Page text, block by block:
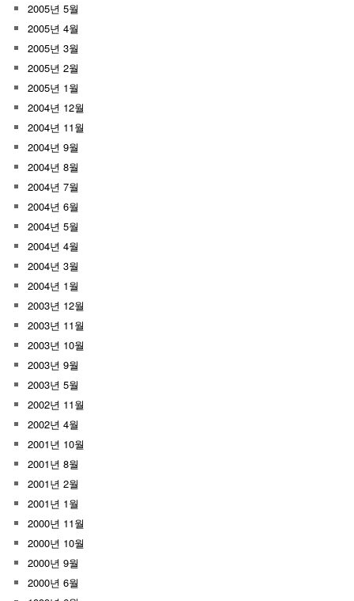
2005년 5월
2005년 4월
2005년 3월
2005년 2월
2005년 1월
2004년 12월
2004년 11월
2004년 9월
2004년 8월
2004년 7월
2004년 6월
2004년 5월
2004년 4월
2004년 3월
2004년 1월
2003년 12월
2003년 11월
2003년 10월
2003년 9월
2003년 5월
2002년 11월
2002년 4월
2001년 10월
2001년 8월
2001년 2월
2001년 1월
2000년 11월
2000년 10월
2000년 9월
2000년 6월